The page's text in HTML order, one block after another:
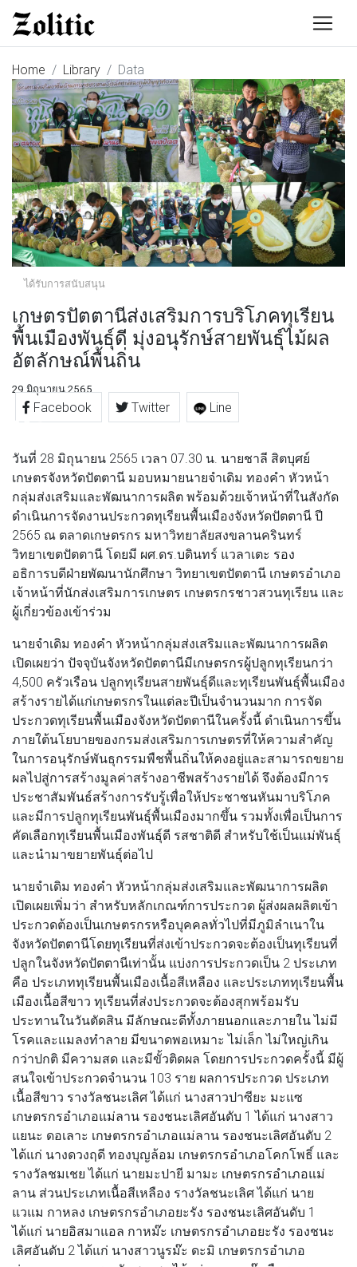
Home Library Data
ได้รับการสนับสนุน
เกษตรปัตตานีส่งเสริมการบริโภคทุเรียน
พื้นเมืองพันธุ์ดี มุ่งอนุรักษ์สายพันธุ์ไม้ผล
อัตลักษณ์พื้นถิ่น
29 มิถุนายน 2565
Facebook Twitter Line
วันที่ 28 มิถุนายน 2565 เวลา 07.30 น. นายชาลี สิตบุศย์
เกษตรจังหวัดปัตตานี มอบหมายนายจำเดิม ทองคำ หัวหน้า
กลุ่มส่งเสริมและพัฒนาการผลิต พร้อมด้วยเจ้าหน้าที่ในสังกัด
ดำเนินการจัดงานประกวดทุเรียนพื้นเมืองจังหวัดปัตตานี ปี
2565 ณ ตลาดเกษตรกร มหาวิทยาลัยสงขลานครินทร์
วิทยาเขตปัตตานี โดยมี ผศ.ดร.บดินทร์ แวลาเตะ รอง
อธิการบดีฝ่ายพัฒนานักศึกษา วิทยาเขตปัตตานี เกษตรอำเภอ
เจ้าหน้าที่นักส่งเสริมการเกษตร เกษตรกรชาวสวนทุเรียน และ
ผู้เกี่ยวข้องเข้าร่วม
นายจำเดิม ทองคำ หัวหน้ากลุ่มส่งเสริมและพัฒนาการผลิต
เปิดเผยว่า ปัจจุบันจังหวัดปัตตานีมีเกษตรกรผู้ปลูกทุเรียนกว่า
4,500 ครัวเรือน ปลูกทุเรียนสายพันธุ์ดีและทุเรียนพันธุ์พื้นเมือง
สร้างรายได้แก่เกษตรกรในแต่ละปีเป็นจำนวนมาก การจัด
ประกวดทุเรียนพื้นเมืองจังหวัดปัตตานีในครั้งนี้ ดำเนินการขึ้น
ภายใต้นโยบายของกรมส่งเสริมการเกษตรที่ให้ความสำคัญ
ในการอนุรักษ์พันธุกรรมพืชพื้นถิ่นให้คงอยู่และสามารถขยาย
ผลไปสู่การสร้างมูลค่าสร้างอาชีพสร้างรายได้ จึงต้องมีการ
ประชาสัมพันธ์สร้างการรับรู้เพื่อให้ประชาชนหันมาบริโภค
และมีการปลูกทุเรียนพันธุ์พื้นเมืองมากขึ้น รวมทั้งเพื่อเป็นการ
คัดเลือกทุเรียนพื้นเมืองพันธุ์ดี รสชาติดี สำหรับใช้เป็นแม่พันธุ์
และนำมาขยายพันธุ์ต่อไป
นายจำเดิม ทองคำ หัวหน้ากลุ่มส่งเสริมและพัฒนาการผลิต
เปิดเผยเพิ่มว่า สำหรับหลักเกณฑ์การประกวด ผู้ส่งผลผลิตเข้า
ประกวดต้องเป็นเกษตรกรหรือบุคคลทั่วไปที่มีภูมิลำเนาใน
จังหวัดปัตตานีโดยทุเรียนที่ส่งเข้าประกวดจะต้องเป็นทุเรียนที่
ปลูกในจังหวัดปัตตานีเท่านั้น แบ่งการประกวดเป็น 2 ประเภท
คือ ประเภททุเรียนพื้นเมืองเนื้อสีเหลือง และประเภททุเรียนพื้น
เมืองเนื้อสีขาว ทุเรียนที่ส่งประกวดจะต้องสุกพร้อมรับ
ประทานในวันตัดสิน มีลักษณะดีทั้งภายนอกและภายใน ไม่มี
โรคและแมลงทำลาย มีขนาดพอเหมาะ ไม่เล็ก ไม่ใหญ่เกิน
กว่าปกติ มีความสด และมีขั้วติดผล โดยการประกวดครั้งนี้ มีผู้
สนใจเข้าประกวดจำนวน 103 ราย ผลการประกวด ประเภท
เนื้อสีขาว รางวัลชนะเลิศ ได้เเก่ นางสาวปาซียะ มะแซ
เกษตรกรอำเภอแม่ลาน รองชนะเลิศอันดับ 1 ได้แก่ นางสาว
แยนะ ดอเลาะ เกษตรกรอำเภอแม่ลาน รองชนะเลิศอันดับ 2
ได้แก่ นางดวงฤดี ทองบุญล้อม เกษตรกรอำเภอโคกโพธิ์ และ
รางวัลชมเชย ได้แก่ นายมะปายี มามะ เกษตรกรอำเภอแม่
ลาน ส่วนประเภทเนื้อสีเหลือง รางวัลชนะเลิศ ได้แก่ นาย
แวแม กาหลง เกษตรกรอำเภอยะรัง รองชนะเลิศอันดับ 1
ได้แก่ นายอิสมาแอล กาหม๊ะ เกษตรกรอำเภอยะรัง รองชนะ
เลิศอันดับ 2 ได้แก่ นางสาวนูรม๊ะ ดะมิ เกษตรกรอำเภอ